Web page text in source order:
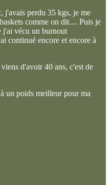
j'avais perdu 35 kgs, je me
comme on dit.... Puis je
j'ai vécu un burnout
continué encore et encore à
d'avoir 40 ans, c'est de
un poids meilleur pour ma